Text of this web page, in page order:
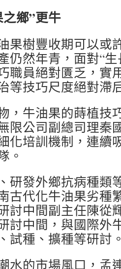
鄉”更牛
果樹豐收期可以或
仍然年青，面對“
職員絕對匱乏，實
等技巧尺度絕對滯
，牛油果的蒔植技
限公司副總司理秦
化培訓機制，連續
。
研發外鄉抗病種類
古代化牛油果劣種
討中間副主任陳從
討中間，與國際外
試種、擴種等研討
水的市場風口，孟